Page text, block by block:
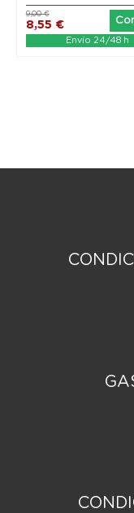
8,55 €
9,00 €
Envío 24/48 h